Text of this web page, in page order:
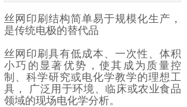
丝网印刷结构简单易于规模化生产，
是传统电极的替代品
丝网印刷具有低成本、一次性、体积
小巧的显著优势，使其成为质量控
制、科学研究或电化学教学的理想工
具， 广泛用于环境、临床或农业食品
领域的现场电化学分析。